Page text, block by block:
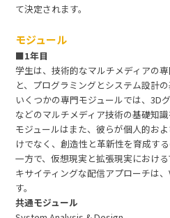
て決定されます。
モジュール
■1年目
学生は、技術的なマルチメディアの
と、プログラミングとシステム設計
いくつかの専門モジュールでは、3D
などのマルチメディア技術の基礎知識
モジュールはまた、彼らが個人的お
けでなく、創造性と革新性を育成する
一方で、仮想現実と拡張現実におけ
キサイティングな配信アプローチは
す。
共通モジュール